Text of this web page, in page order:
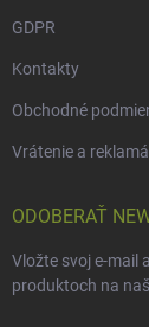
GDPR
Kontakty
Obchodné
Vrátenie a
ODOBERAŤ
Vložte svoj e-mail
produktoch na